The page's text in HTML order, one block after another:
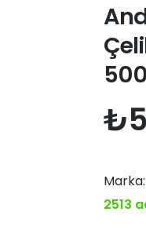
₺
Marka:
2513